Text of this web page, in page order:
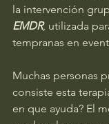
la intervención
EMDR, utilizada
tempranas en
Muchas personas
consiste esta
en que ayuda? El